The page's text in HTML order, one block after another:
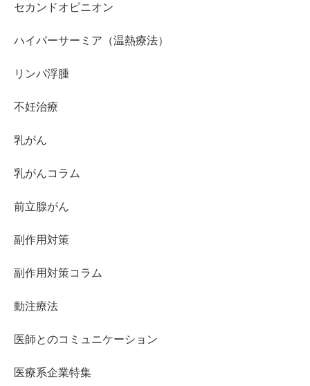
セカンドオピニオン
ハイパーサーミア（温熱療法）
リンパ浮腫
不妊治療
乳がん
乳がんコラム
前立腺がん
副作用対策
副作用対策コラム
動注療法
医師とのコミュニケーション
医療系企業特集